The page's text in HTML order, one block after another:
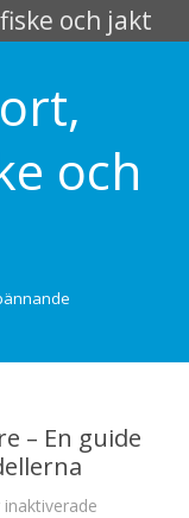
och jakt
och
– En guide